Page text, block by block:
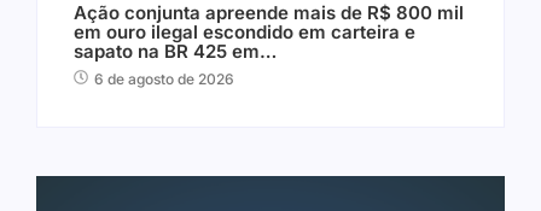
Ação conjunta apreende mais de R$ 800 mil
em ouro ilegal escondido em carteira e
sapato na BR 425 em…
6 de agosto de 2026